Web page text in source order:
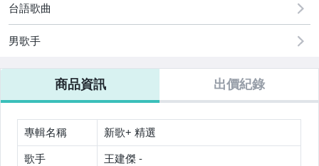
台語歌曲
男歌手
商品資訊 出價紀錄
專輯名稱
新歌+ 精選
歌手
王建傑 -